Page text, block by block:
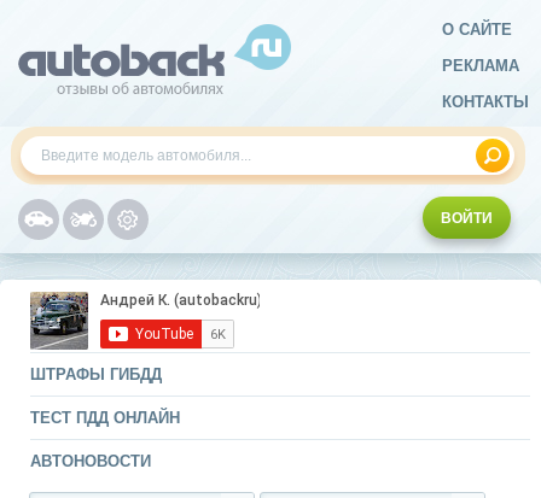
О САЙТЕ
РЕКЛАМА
КОНТАКТЫ
ВОЙТИ
ШТРАФЫ ГИБДД
ТЕСТ ПДД ОНЛАЙН
АВТОНОВОСТИ